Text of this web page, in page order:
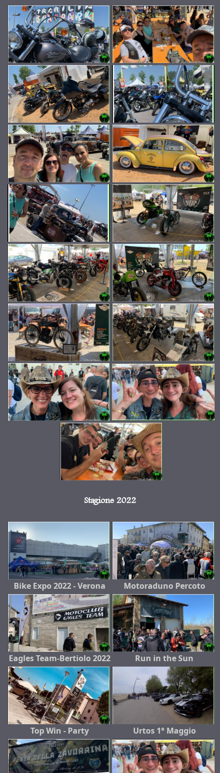
Stagione 2022
Bike Expo 2022 - Verona Motoraduno Percoto
Eagles Team-Bertiolo 2022 Run in the Sun
Top Win - Party Urtos 1° Maggio